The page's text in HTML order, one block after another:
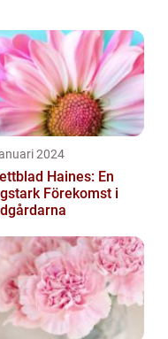
2024
Haines: En
Förekomst i